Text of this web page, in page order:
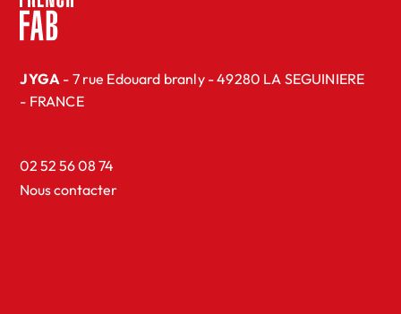
JYGA - 7 rue Edouard branly - 49280 LA SEGUINIERE
- FRANCE
02 52 56 08 74
Nous contacter